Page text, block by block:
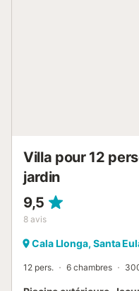
Villa pour 12
jardin
9,5
8 avis
Cala Llonga, Santa
12 pers. 6 chambres